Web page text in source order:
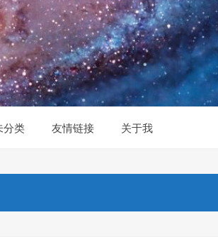
分类 友情链接 关于我